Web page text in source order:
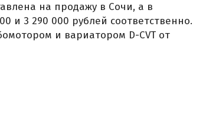
на продажу в Сочи, а в
и 3 290 000 рублей соответственно.
и вариатором D-CVT от